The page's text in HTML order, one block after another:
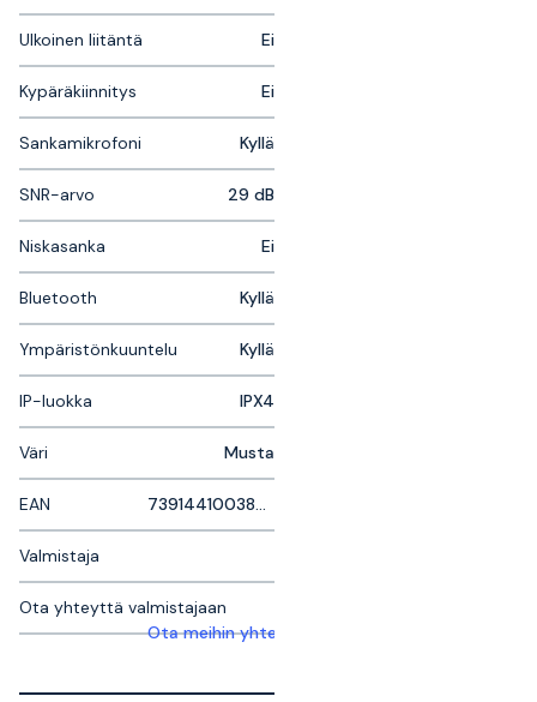
Ulkoinen liitäntä Ei
Kypäräkiinnitys Ei
Sankamikrofoni Kyllä
SNR-arvo 29 dB
Niskasanka Ei
Bluetooth Kyllä
Ympäristönkuuntelu Kyllä
IP-luokka IPX4
Väri Musta
EAN 7391441003884
Valmistaja
Ota yhteyttä valmistajaan
Ota meihin yhteyttä saadaksesi lisätietoja